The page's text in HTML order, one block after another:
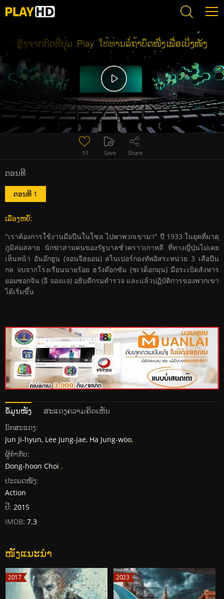
51 Save Share
ຕອນທີ
ຕອນທີ 1
ເລື່ອງຫຍໍ້:
"เราต้องการใช้งานมือปืนในโซล ไปพาพวกเขามา" ปี 1933 ในยุคที่มาตุ
ภูมิล่มสลาย นักฆ่าสามคนของรัฐบาลชั่วคราวเกาหลี ที่ทางญี่ปุ่นไม่เคย
เห็นหน้า อันอ๊กยูน (จอนจีฮยอน) สไนเปอร์กองทัพอิสระหน่วย 3 เสือปืน
กล จบจากโรงเรียนนายร้อย ฮวังด๊อกซัม (ชเวด็อกมุน) มือระเบิดสังหาร
ยอมซอกจิน (อี จองแจ) อธิบดีกรมตำรวจ และแล้วปฏิบัติการของพวกเขา
ได้เริ่มขึ้น
ຂໍ້ມູນໜັງ ສະແດງຄວາມຄິດເຫັນ
ນັກສະແດງ:
Jun Ji-hyun, Lee Jung-jae, Ha Jung-woo,
ຜູ້ກໍາກັບ:
Dong-hoon Choi ,
ປະເພດໜັງ:
Action
ປີ: 2015
IMDB: 7.3
ໜັງແນະນໍາ
2017 2023